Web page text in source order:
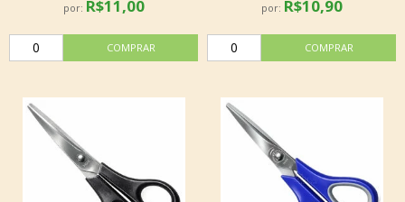
por: R$11,00 por: R$10,90